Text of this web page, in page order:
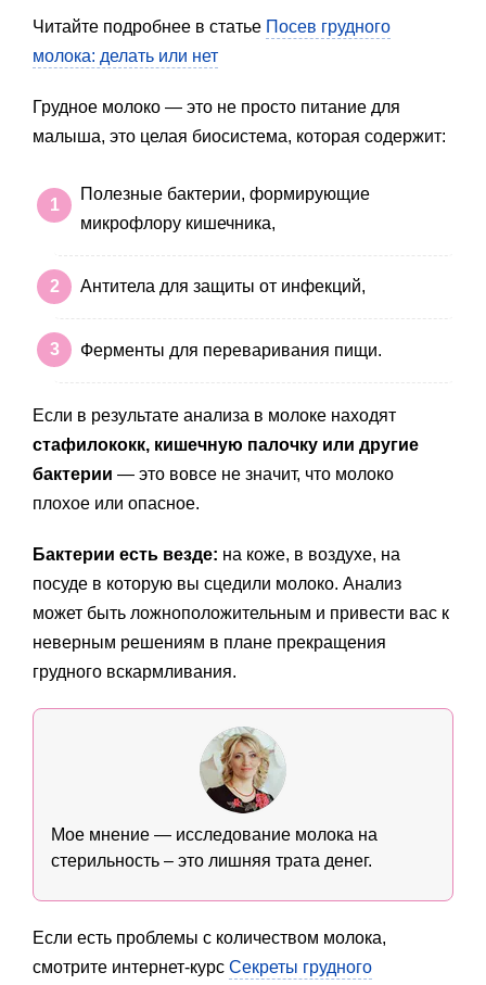
Читайте подробнее в статье Посев грудного
молока: делать или нет
Грудное молоко — это не просто питание для
малыша, это целая биосистема, которая содержит:
Полезные бактерии, формирующие
микрофлору кишечника,
Антитела для защиты от инфекций,
Ферменты для переваривания пищи.
Если в результате анализа в молоке находят
стафилококк, кишечную палочку или другие
бактерии — это вовсе не значит, что молоко
плохое или опасное.
Бактерии есть везде: на коже, в воздухе, на
посуде в которую вы сцедили молоко. Анализ
может быть ложноположительным и привести вас к
неверным решениям в плане прекращения
грудного вскармливания.
Мое мнение — исследование молока на
стерильность – это лишняя трата денег.
Если есть проблемы с количеством молока,
смотрите интернет-курс Секреты грудного